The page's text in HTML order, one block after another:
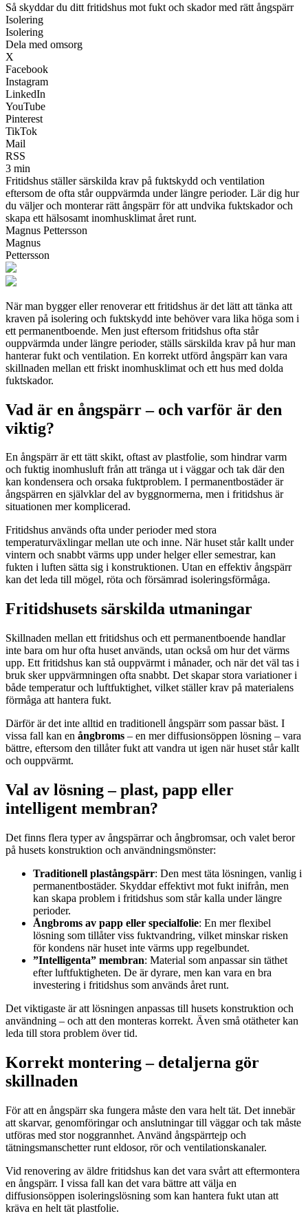
Så skyddar du ditt fritidshus mot fukt och skador med rätt ångspärr
Isolering
Isolering
Dela med omsorg
X
Facebook
Instagram
LinkedIn
YouTube
Pinterest
TikTok
Mail
RSS
3 min
Fritidshus ställer särskilda krav på fuktskydd och ventilation
eftersom de ofta står ouppvärmda under längre perioder. Lär dig hur
du väljer och monterar rätt ångspärr för att undvika fuktskador och
skapa ett hälsosamt inomhusklimat året runt.
Magnus Pettersson
Magnus
Pettersson
När man bygger eller renoverar ett fritidshus är det lätt att tänka att
kraven på isolering och fuktskydd inte behöver vara lika höga som i
ett permanentboende. Men just eftersom fritidshus ofta står
ouppvärmda under längre perioder, ställs särskilda krav på hur man
hanterar fukt och ventilation. En korrekt utförd ångspärr kan vara
skillnaden mellan ett friskt inomhusklimat och ett hus med dolda
fuktskador.
Vad är en ångspärr – och varför är den
viktig?
En ångspärr är ett tätt skikt, oftast av plastfolie, som hindrar varm
och fuktig inomhusluft från att tränga ut i väggar och tak där den
kan kondensera och orsaka fuktproblem. I permanentbostäder är
ångspärren en självklar del av byggnormerna, men i fritidshus är
situationen mer komplicerad.
Fritidshus används ofta under perioder med stora
temperaturväxlingar mellan ute och inne. När huset står kallt under
vintern och snabbt värms upp under helger eller semestrar, kan
fukten i luften sätta sig i konstruktionen. Utan en effektiv ångspärr
kan det leda till mögel, röta och försämrad isoleringsförmåga.
Fritidshusets särskilda utmaningar
Skillnaden mellan ett fritidshus och ett permanentboende handlar
inte bara om hur ofta huset används, utan också om hur det värms
upp. Ett fritidshus kan stå ouppvärmt i månader, och när det väl tas i
bruk sker uppvärmningen ofta snabbt. Det skapar stora variationer i
både temperatur och luftfuktighet, vilket ställer krav på materialens
förmåga att hantera fukt.
Därför är det inte alltid en traditionell ångspärr som passar bäst. I
vissa fall kan en ångbroms – en mer diffusionsöppen lösning – vara
bättre, eftersom den tillåter fukt att vandra ut igen när huset står kallt
och ouppvärmt.
Val av lösning – plast, papp eller
intelligent membran?
Det finns flera typer av ångspärrar och ångbromsar, och valet beror
på husets konstruktion och användningsmönster:
Traditionell plastångspärr: Den mest täta lösningen, vanlig i
permanentbostäder. Skyddar effektivt mot fukt inifrån, men
kan skapa problem i fritidshus som står kalla under längre
perioder.
Ångbroms av papp eller specialfolie: En mer flexibel
lösning som tillåter viss fuktvandring, vilket minskar risken
för kondens när huset inte värms upp regelbundet.
”Intelligenta” membran: Material som anpassar sin täthet
efter luftfuktigheten. De är dyrare, men kan vara en bra
investering i fritidshus som används året runt.
Det viktigaste är att lösningen anpassas till husets konstruktion och
användning – och att den monteras korrekt. Även små otätheter kan
leda till stora problem över tid.
Korrekt montering – detaljerna gör
skillnaden
För att en ångspärr ska fungera måste den vara helt tät. Det innebär
att skarvar, genomföringar och anslutningar till väggar och tak måste
utföras med stor noggrannhet. Använd ångspärrtejp och
tätningsmanschetter runt eldosor, rör och ventilationskanaler.
Vid renovering av äldre fritidshus kan det vara svårt att eftermontera
en ångspärr. I vissa fall kan det vara bättre att välja en
diffusionsöppen isoleringslösning som kan hantera fukt utan att
kräva en helt tät plastfolie.